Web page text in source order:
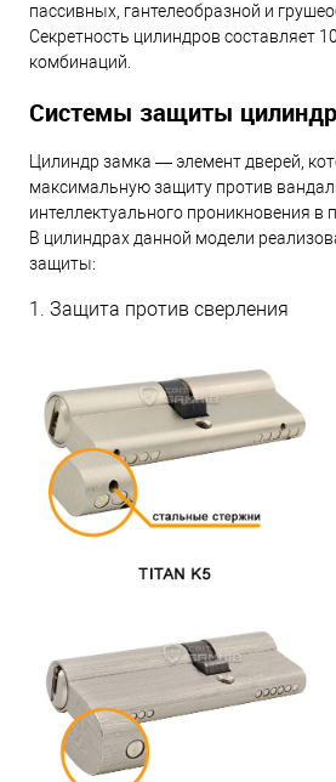
пассивных, гантелеобразной и
Секретность цилиндров составляет
комбинаций.
Системы защиты
Цилиндр замка — элемент дверей,
максимальную защиту против
интеллектуального проникновения в
В цилиндрах данной модели
защиты:
1. Защита против сверления